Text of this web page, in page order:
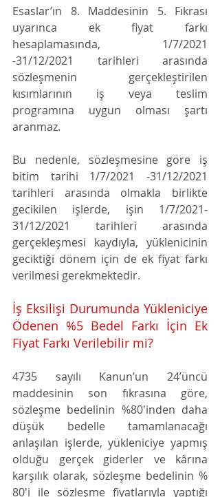
Esaslar’ın 8. Maddesinin 5. Fıkrası
uyarınca ek fiyat farkı
hesaplamasında, 1/7/2021
-31/12/2021 tarihleri arasında
sözleşmenin gerçekleştirilen
kısımlarının iş veya teslim
programına uygun olması şartı
aranmaz.
Bu nedenle, sözleşmesine göre iş
bitim tarihi 1/7/2021 -31/12/2021
tarihleri arasında olmakla birlikte
gecikilen işlerde, işin 1/7/2021-
31/12/2021 tarihleri arasında
gerçekleşmesi kaydıyla, yüklenicinin
geciktiği dönem için de ek fiyat farkı
verilmesi gerekmektedir.
İş Eksilişi Durumunda Yükleniciye
Ödenen %5 Bedel Farkı İçin Ek
Fiyat Farkı Verilebilir mi?
4735 sayılı Kanun’un 24’üncü
maddesinin son fıkrasına göre,
sözleşme bedelinin %80'inden daha
düşük bedelle tamamlanacağı
anlaşılan işlerde, yükleniciye yapmış
olduğu gerçek giderler ve kârına
karşılık olarak, sözleşme bedelinin %
80'i ile sözleşme fiyatlarıyla yaptığı